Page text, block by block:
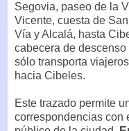
Segovia, paseo de la
Vicente, cuesta de
Vía y Alcalá, hasta
cabecera de
sólo transporta
hacia Cibeles.
Este trazado permite
correspondencias con